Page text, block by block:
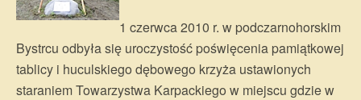
1 czerwca 2010 r. w podczarnohorskim
Bystrcu odbyła się uroczystość poświęcenia pamiątkowej
tablicy i huculskiego dębowego krzyża ustawionych
staraniem Towarzystwa Karpackiego w miejscu gdzie w